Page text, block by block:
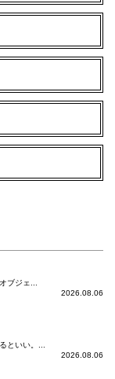
、H.264
30/60fps
影
ード
ブジェ...
2026.08.06
といい。...
2026.08.06